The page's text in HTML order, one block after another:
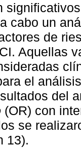
cabo un
de
Aquellas
el
del
(OR) con
se
13).